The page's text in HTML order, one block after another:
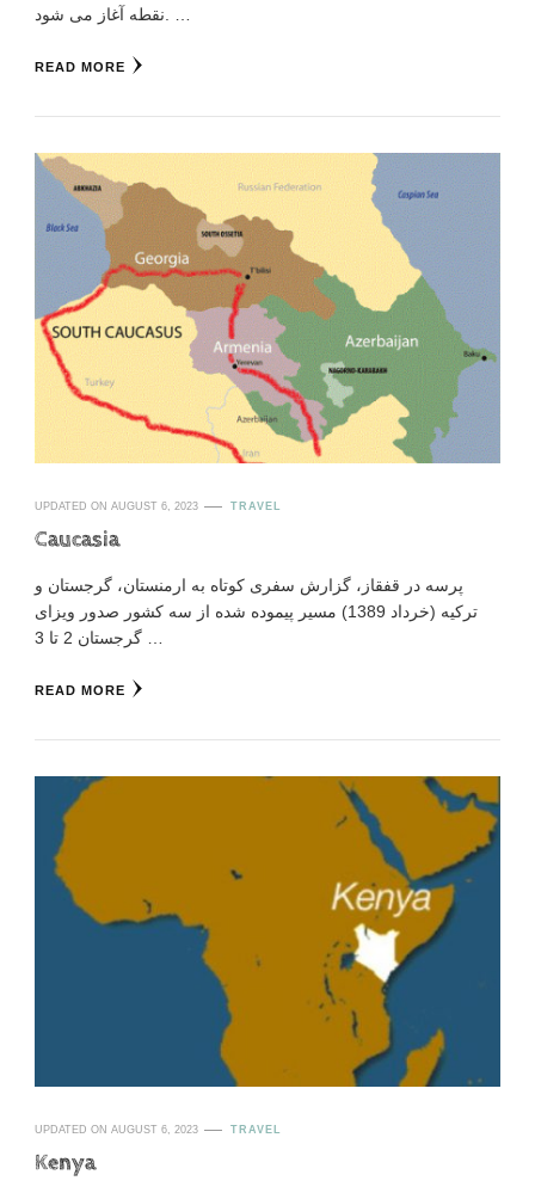
READ MORE
UPDATED ON AUGUST 6, 2023 TRAVEL
Caucasia
پرسه در قفقاز، گزارش سفری کوتاه به ارمنستان، گرجستان و
ترکیه (خرداد 1389) مسیر پیموده شده از سه کشور صدور ویزای
READ MORE
UPDATED ON AUGUST 6, 2023 TRAVEL
Kenya